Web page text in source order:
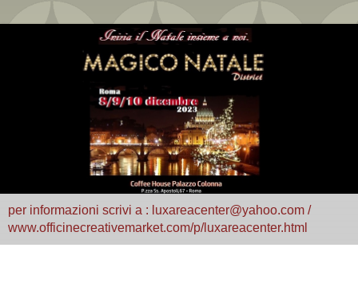
per informazioni scrivi a : luxareacenter@yahoo.com /
www.officinecreativemarket.com/p/luxareacenter.html